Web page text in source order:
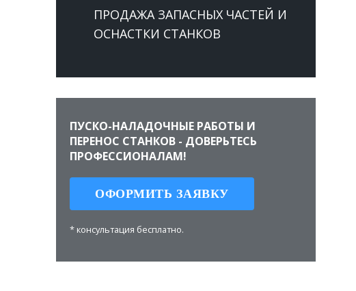
ПРОДАЖА ЗАПАСНЫХ ЧАСТЕЙ И
ОСНАСТКИ СТАНКОВ
ПУСКО-НАЛАДОЧНЫЕ РАБОТЫ И
ПЕРЕНОС СТАНКОВ - ДОВЕРЬТЕСЬ
ПРОФЕССИОНАЛАМ!
ОФОРМИТЬ ЗАЯВКУ
* консультация бесплатно.